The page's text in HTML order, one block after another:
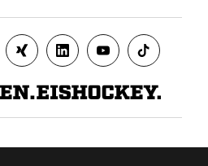
Impressum Kontakt Presse